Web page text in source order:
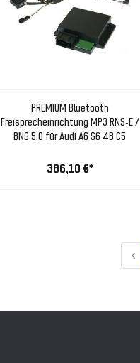
PREMIUM Bluetooth
Freisprecheinrichtung MP3 RNS-E /
BNS 5.0 für Audi A6 S6 4B C5
386,10 €*